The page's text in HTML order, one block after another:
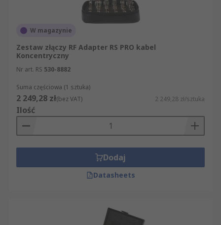
znajdą Państwo wszystkie potrzebne artykuły z
kategorii Złącza RF zestawy. Oferujemy Państwu
ponad 500 000 produktów dostępnych w
sprzedaży online, a także błyskawiczną dostawę.
Jeśli odwiedzą Państwo naszą stronę
internetową, odkryją Państwo, że została
zaprojektowana tak, by proces składania
zamówienia był maksymalnie prosty i klarowny.
W magazynie
Zestaw złączy RF Adapter RS PRO kabel
Koncentryczny
Nr art. RS 530-8882
Suma częściowa (1 sztuka)
2 249,28 zł(bez VAT) 2 249,28 zł/sztuka
Ilość
Dodaj
Datasheets